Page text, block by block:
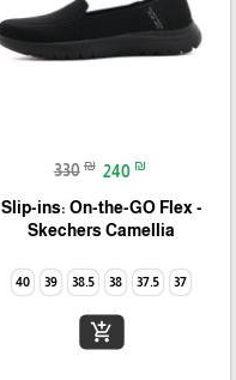
330 ₪ 240 ₪
Slip-ins: On-the-GO Flex -
Camellia‏ Skechers
37
37.5
38
38.5
39
40
add_shopping_cart